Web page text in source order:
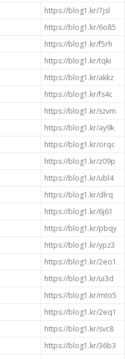
https://blog1.kr/7jsl
https://blog1.kr/6o85
https://blog1.kr/f5rh
https://blog1.kr/tqki
https://blog1.kr/akkz
https://blog1.kr/fs4c
https://blog1.kr/szvm
https://blog1.kr/ay9k
https://blog1.kr/orqc
https://blog1.kr/z09p
https://blog1.kr/ubl4
https://blog1.kr/dlrq
https://blog1.kr/6j61
https://blog1.kr/pbqy
https://blog1.kr/ypz3
https://blog1.kr/2eo1
https://blog1.kr/ui3d
https://blog1.kr/mto5
https://blog1.kr/2eq1
https://blog1.kr/svc8
https://blog1.kr/36b3